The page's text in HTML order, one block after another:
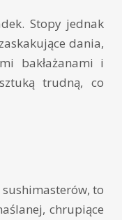
Stopy jednak
dania,
bakłażanami i
trudną, co
to
chrupiące